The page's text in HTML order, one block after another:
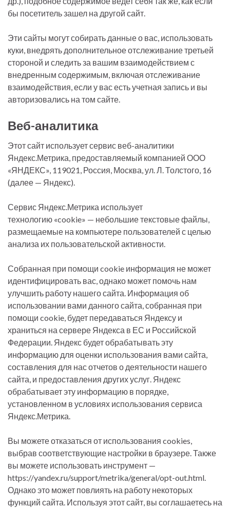
бы посетитель зашел на другой сайт.
Эти сайты могут собирать данные о вас, использовать
куки, внедрять дополнительное отслеживание третьей
стороной и следить за вашим взаимодействием с
внедренным содержимым, включая отслеживание
взаимодействия, если у вас есть учетная запись и вы
авторизовались на том сайте.
Веб-аналитика
Этот сайт использует сервис веб-аналитики
Яндекс.Метрика, предоставляемый компанией ООО
«ЯНДЕКС», 119021, Россия, Москва, ул. Л. Толстого, 16
(далее — Яндекс).
Сервис Яндекс.Метрика использует
технологию «cookie» — небольшие текстовые файлы,
размещаемые на компьютере пользователей с целью
анализа их пользовательской активности.
Собранная при помощи cookie информация не может
идентифицировать вас, однако может помочь нам
улучшить работу нашего сайта. Информация об
использовании вами данного сайта, собранная при
помощи cookie, будет передаваться Яндексу и
храниться на сервере Яндекса в ЕС и Российской
Федерации. Яндекс будет обрабатывать эту
информацию для оценки использования вами сайта,
составления для нас отчетов о деятельности нашего
сайта, и предоставления других услуг. Яндекс
обрабатывает эту информацию в порядке,
установленном в условиях использования сервиса
Яндекс.Метрика.
Вы можете отказаться от использования cookies,
выбрав соответствующие настройки в браузере. Также
вы можете использовать инструмент —
https://yandex.ru/support/metrika/general/opt-out.html.
Однако это может повлиять на работу некоторых
функций сайта. Используя этот сайт, вы соглашаетесь на